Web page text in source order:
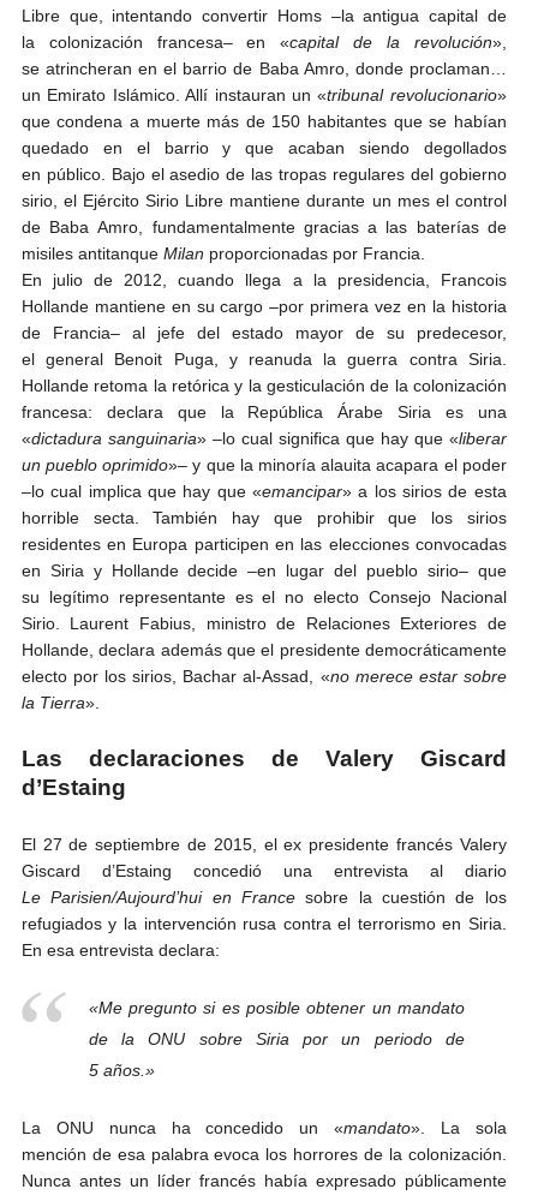
Libre que, intentando convertir Homs –la antigua capital de
la colonización francesa– en «capital de la revolución»,
se atrincheran en el barrio de Baba Amro, donde proclaman…
un Emirato Islámico. Allí instauran un «tribunal revolucionario»
que condena a muerte más de 150 habitantes que se habían
quedado en el barrio y que acaban siendo degollados
en público. Bajo el asedio de las tropas regulares del gobierno
sirio, el Ejército Sirio Libre mantiene durante un mes el control
de Baba Amro, fundamentalmente gracias a las baterías de
misiles antitanque Milan proporcionadas por Francia.
En julio de 2012, cuando llega a la presidencia, Francois
Hollande mantiene en su cargo –por primera vez en la historia
de Francia– al jefe del estado mayor de su predecesor,
el general Benoit Puga, y reanuda la guerra contra Siria.
Hollande retoma la retórica y la gesticulación de la colonización
francesa: declara que la República Árabe Siria es una
«dictadura sanguinaria» –lo cual significa que hay que «liberar
un pueblo oprimido»– y que la minoría alauita acapara el poder
–lo cual implica que hay que «emancipar» a los sirios de esta
horrible secta. También hay que prohibir que los sirios
residentes en Europa participen en las elecciones convocadas
en Siria y Hollande decide –en lugar del pueblo sirio– que
su legítimo representante es el no electo Consejo Nacional
Sirio. Laurent Fabius, ministro de Relaciones Exteriores de
Hollande, declara además que el presidente democráticamente
electo por los sirios, Bachar al-Assad, «no merece estar sobre
la Tierra».
Las declaraciones de Valery Giscard
d’Estaing
El 27 de septiembre de 2015, el ex presidente francés Valery
Giscard d’Estaing concedió una entrevista al diario
Le Parisien/Aujourd’hui en France sobre la cuestión de los
refugiados y la intervención rusa contra el terrorismo en Siria.
En esa entrevista declara:
«Me pregunto si es posible obtener un mandato
de la ONU sobre Siria por un periodo de
5 años.»
La ONU nunca ha concedido un «mandato». La sola
mención de esa palabra evoca los horrores de la colonización.
Nunca antes un líder francés había expresado públicamente